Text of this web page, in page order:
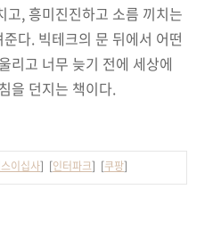
고, 흥미진진하고 소름 끼치는
다. 빅테크의 문 뒤에서 어떤
리고 너무 늦기 전에 세상에
을 던지는 책이다.
이십사] [인터파크] [쿠팡]